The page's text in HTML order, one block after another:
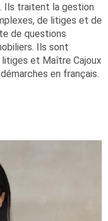
Ils traitent la gestion
de litiges et de
de questions
Ils sont
et Maître Cajoux
en français.